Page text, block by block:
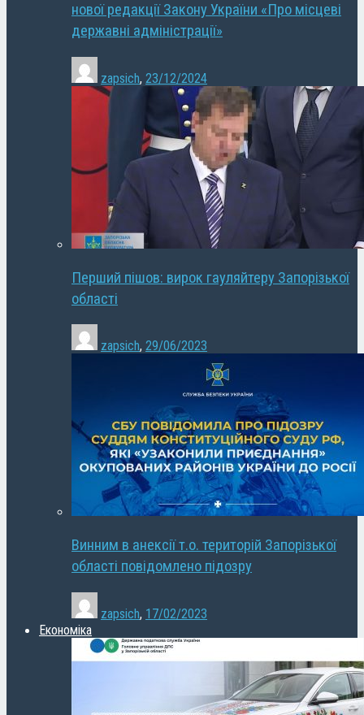
нової редакції Закону України «Про місцеві
державні адміністрації»
zapsich, 23/12/2024
Перший пішов: вирок гауляйтеру Запорізької
області
zapsich, 29/06/2023
Винним в анексії т.о. територій Запорізької
області повідомлено підозру
zapsich, 17/02/2023
Економіка